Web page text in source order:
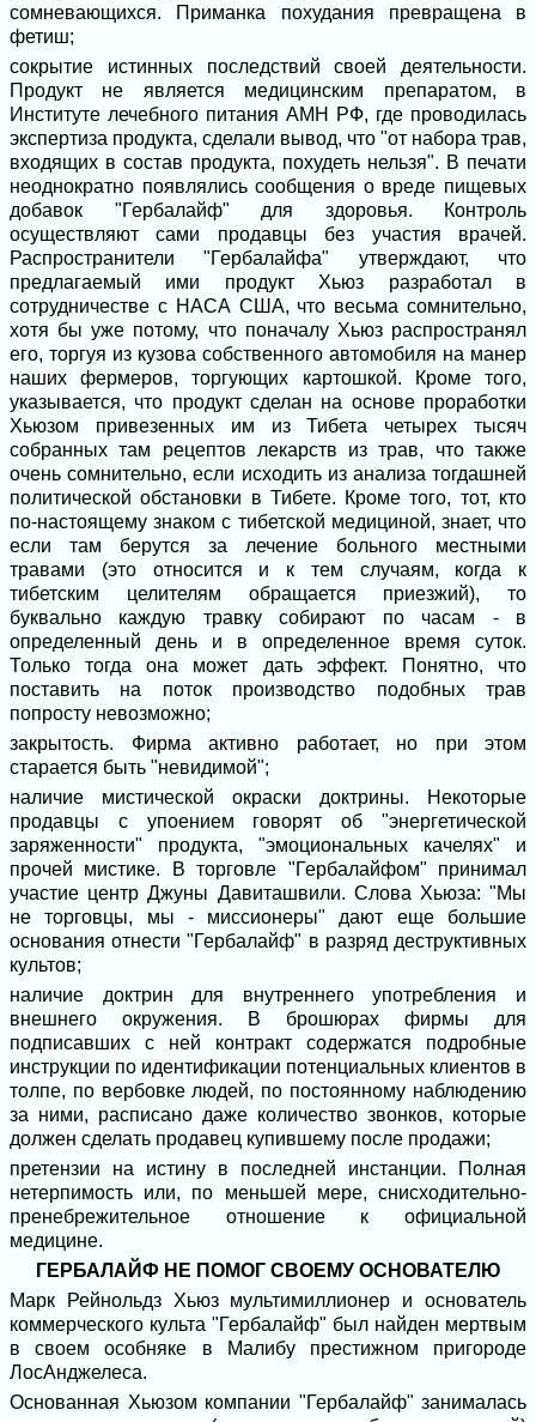
сомневающихся. Приманка похудания превращена в
фетиш;
сокрытие истинных последствий своей деятельности.
Продукт не является медицинским препаратом, в
Институте лечебного питания АМН РФ, где проводилась
экспертиза продукта, сделали вывод, что "от набора трав,
входящих в состав продукта, похудеть нельзя". В печати
неоднократно появлялись сообщения о вреде пищевых
добавок "Гербалайф" для здоровья. Контроль
осуществляют сами продавцы без участия врачей.
Распространители "Гербалайфа" утверждают, что
предлагаемый ими продукт Хьюз разработал в
сотрудничестве с НАСА США, что весьма сомнительно,
хотя бы уже потому, что поначалу Хьюз распространял
его, торгуя из кузова собственного автомобиля на манер
наших фермеров, торгующих картошкой. Кроме того,
указывается, что продукт сделан на основе проработки
Хьюзом привезенных им из Тибета четырех тысяч
собранных там рецептов лекарств из трав, что также
очень сомнительно, если исходить из анализа тогдашней
политической обстановки в Тибете. Кроме того, тот, кто
по-настоящему знаком с тибетской медициной, знает, что
если там берутся за лечение больного местными
травами (это относится и к тем случаям, когда к
тибетским целителям обращается приезжий), то
буквально каждую травку собирают по часам - в
определенный день и в определенное время суток.
Только тогда она может дать эффект. Понятно, что
поставить на поток производство подобных трав
попросту невозможно;
закрытость. Фирма активно работает, но при этом
старается быть "невидимой";
наличие мистической окраски доктрины. Некоторые
продавцы с упоением говорят об "энергетической
заряженности" продукта, "эмоциональных качелях" и
прочей мистике. В торговле "Гербалайфом" принимал
участие центр Джуны Давиташвили. Слова Хьюза: "Мы
не торговцы, мы - миссионеры" дают еще большие
основания отнести "Гербалайф" в разряд деструктивных
культов;
наличие доктрин для внутреннего употребления и
внешнего окружения. В брошюрах фирмы для
подписавших с ней контракт содержатся подробные
инструкции по идентификации потенциальных клиентов в
толпе, по вербовке людей, по постоянному наблюдению
за ними, расписано даже количество звонков, которые
должен сделать продавец купившему после продажи;
претензии на истину в последней инстанции. Полная
нетерпимость или, по меньшей мере, снисходительно-
пренебрежительное отношение к официальной
медицине.
ГЕРБАЛАЙФ НЕ ПОМОГ СВОЕМУ ОСНОВАТЕЛЮ
Марк Рейнольдз Хьюз мультимиллионер и основатель
коммерческого культа "Гербалайф" был найден мертвым
в своем особняке в Малибу престижном пригороде
ЛосАнджелеса.
Основанная Хьюзом компании "Гербалайф" занималась